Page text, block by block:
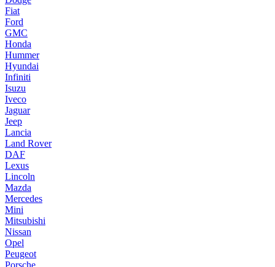
Fiat
Ford
GMC
Honda
Hummer
Hyundai
Infiniti
Isuzu
Iveco
Jaguar
Jeep
Lancia
Land Rover
DAF
Lexus
Lincoln
Mazda
Mercedes
Mini
Mitsubishi
Nissan
Opel
Peugeot
Porsche